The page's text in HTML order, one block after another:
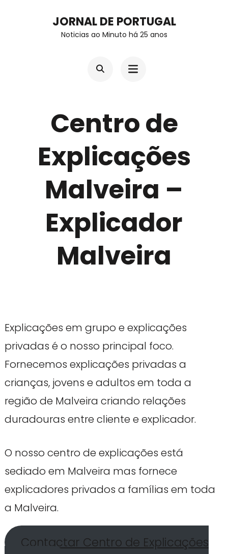
JORNAL DE PORTUGAL
Noticias ao Minuto há 25 anos
Centro de
Explicações
Malveira –
Explicador
Malveira
Explicações em grupo e explicações
privadas é o nosso principal foco.
Fornecemos explicações privadas a
crianças, jovens e adultos em toda a
região de Malveira criando relações
duradouras entre cliente e explicador.
O nosso centro de explicações está
sediado em Malveira mas fornece
explicadores privados a famílias em toda
a Malveira.
Contactar Centro de Explicações